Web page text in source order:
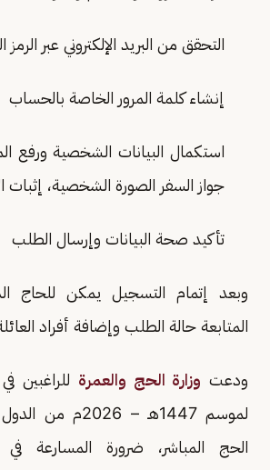
التحقق من البريد الإلكتروني عبر
إنشاء كلمة المرور الخاصة بالحساب
استكمال البيانات الشخصية ورفع
جواز السفر الصورة الشخصية، إثبات
تأكيد صحة البيانات وإرسال الطلب
وبعد إتمام التسجيل يمكن للحاج
المتابعة حالة الطلب وإضافة أفراد
ودعت وزارة الحج والعمرة للراغبين
لموسم 1447هـ –
الحج المباشر، ضرورة المسارعة